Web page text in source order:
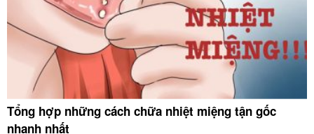
Tổng hợp những cách chữa nhiệt miệng tận gốc
nhanh nhất